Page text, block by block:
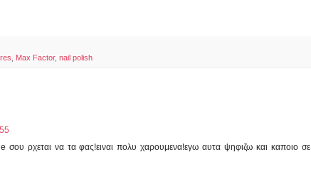
Max Factor, nail polish
σου ρχεται να τα φας!ειναι πολυ χαρουμενα!εγω αυτα ψηφιζω και καποιο σε